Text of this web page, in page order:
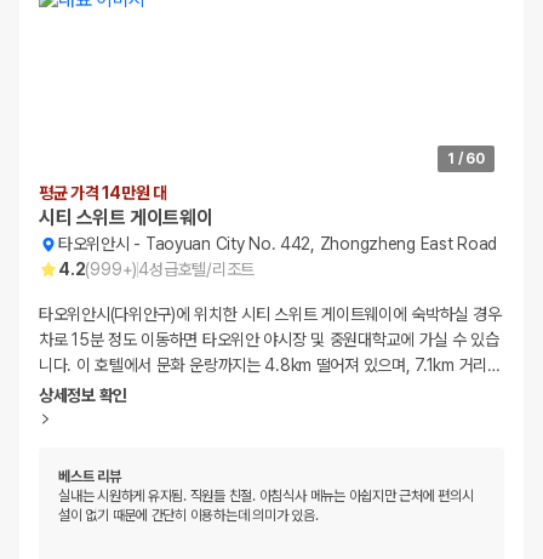
1 / 60
평균 가격 14만원 대
시티 스위트 게이트웨이
타오위안시 - Taoyuan City No. 442, Zhongzheng East Road
4.2(999+)4성급호텔/리조트
타오위안시(다위안구)에 위치한 시티 스위트 게이트웨이에 숙박하실 경우
차로 15분 정도 이동하면 타오위안 야시장 및 중원대학교에 가실 수 있습
니다. 이 호텔에서 문화 운랑까지는 4.8km 떨어져 있으며, 7.1km 거리 …
상세정보 확인
베스트 리뷰
실내는 시원하게 유지됨. 직원들 친절. 아침식사 메뉴는 아쉽지만 근처에 편의시
설이 없기 때문에 간단히 이용하는데 의미가 있음.